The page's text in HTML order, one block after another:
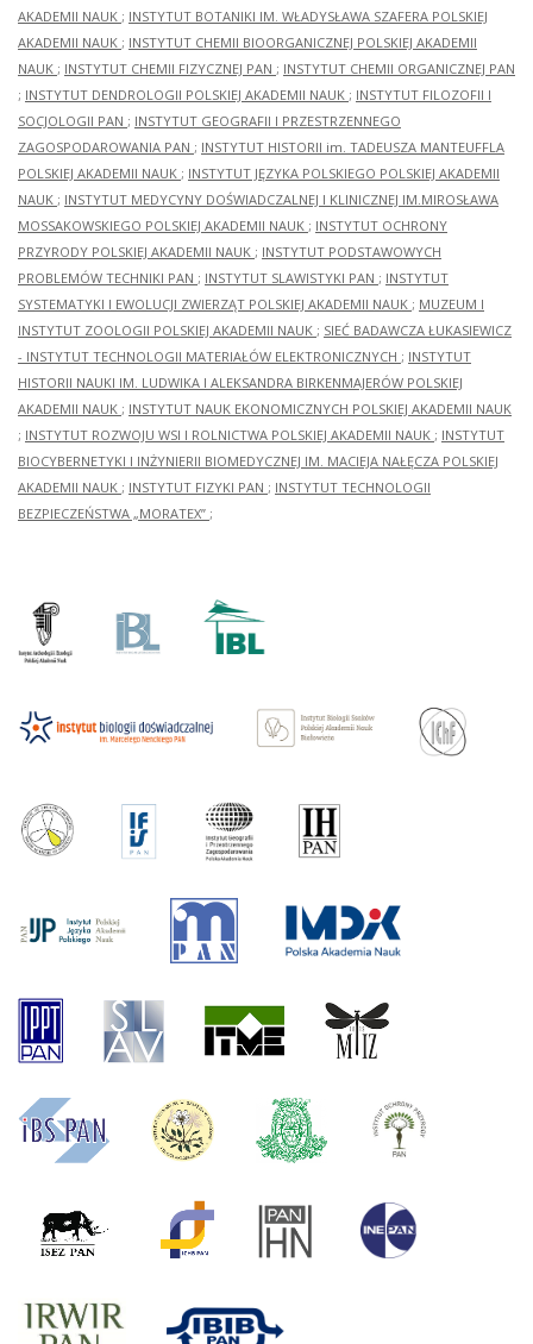
AKADEMII NAUK ; INSTYTUT BOTANIKI IM. WŁADYSŁAWA SZAFERA POLSKIEJ
AKADEMII NAUK ; INSTYTUT CHEMII BIOORGANICZNEJ POLSKIEJ AKADEMII
NAUK ; INSTYTUT CHEMII FIZYCZNEJ PAN ; INSTYTUT CHEMII ORGANICZNEJ PAN
; INSTYTUT DENDROLOGII POLSKIEJ AKADEMII NAUK ; INSTYTUT FILOZOFII I
SOCJOLOGII PAN ; INSTYTUT GEOGRAFII I PRZESTRZENNEGO
ZAGOSPODAROWANIA PAN ; INSTYTUT HISTORII im. TADEUSZA MANTEUFFLA
POLSKIEJ AKADEMII NAUK ; INSTYTUT JĘZYKA POLSKIEGO POLSKIEJ AKADEMII
NAUK ; INSTYTUT MEDYCYNY DOŚWIADCZALNEJ I KLINICZNEJ IM.MIROSŁAWA
MOSSAKOWSKIEGO POLSKIEJ AKADEMII NAUK ; INSTYTUT OCHRONY
PRZYRODY POLSKIEJ AKADEMII NAUK ; INSTYTUT PODSTAWOWYCH
PROBLEMÓW TECHNIKI PAN ; INSTYTUT SLAWISTYKI PAN ; INSTYTUT
SYSTEMATYKI I EWOLUCJI ZWIERZĄT POLSKIEJ AKADEMII NAUK ; MUZEUM I
INSTYTUT ZOOLOGII POLSKIEJ AKADEMII NAUK ; SIEĆ BADAWCZA ŁUKASIEWICZ
- INSTYTUT TECHNOLOGII MATERIAŁÓW ELEKTRONICZNYCH ; INSTYTUT
HISTORII NAUKI IM. LUDWIKA I ALEKSANDRA BIRKENMAJERÓW POLSKIEJ
AKADEMII NAUK ; INSTYTUT NAUK EKONOMICZNYCH POLSKIEJ AKADEMII NAUK
; INSTYTUT ROZWOJU WSI I ROLNICTWA POLSKIEJ AKADEMII NAUK ; INSTYTUT
BIOCYBERNETYKI I INŻYNIERII BIOMEDYCZNEJ IM. MACIEJA NAŁĘCZA POLSKIEJ
AKADEMII NAUK ; INSTYTUT FIZYKI PAN ; INSTYTUT TECHNOLOGII
BEZPIECZEŃSTWA „MORATEX” ;